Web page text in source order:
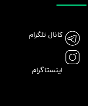
کانال تلگرام
اینستاگرام